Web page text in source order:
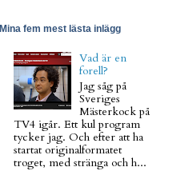
Mina fem mest lästa inlägg
Vad är en
forell?
Jag såg på
Sveriges
Mästerkock på
TV4 igår. Ett kul program
tycker jag. Och efter att ha
startat originalformatet
troget, med stränga och h...